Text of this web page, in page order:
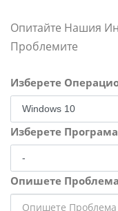
Опитайте Нашия
Проблемите
Изберете
Изберете
Опишете